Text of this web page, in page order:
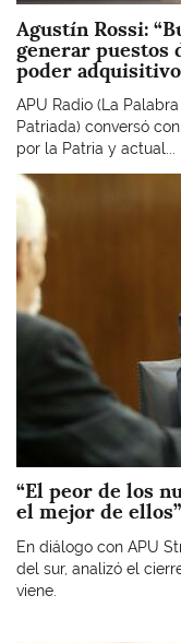
Agustín Rossi:
generar puestos
poder
APU Radio (La
Patriada) conversó
por la Patria y actual...
Imagen
“El peor de los
el mejor de ellos”
En diálogo con APU
del sur, analizó el
viene.